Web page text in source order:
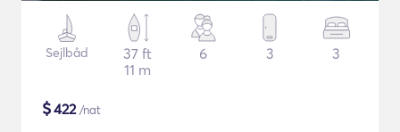
Sejlbåd
37 ft
11 m
6 3 3
$422/nat